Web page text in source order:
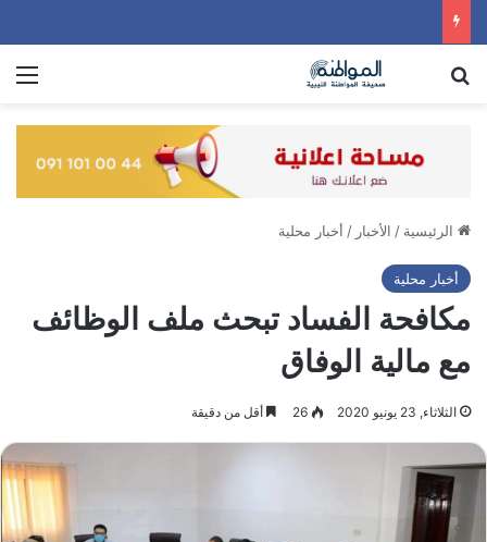
الرئيسية / الأخبار / أخبار محلية
أخبار محلية
مكافحة الفساد تبحث ملف الوظائف
مع مالية الوفاق
الثلاثاء, 23 يونيو 2020 26 أقل من دقيقة